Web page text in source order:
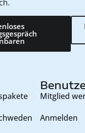
Mitglied
Anmelden